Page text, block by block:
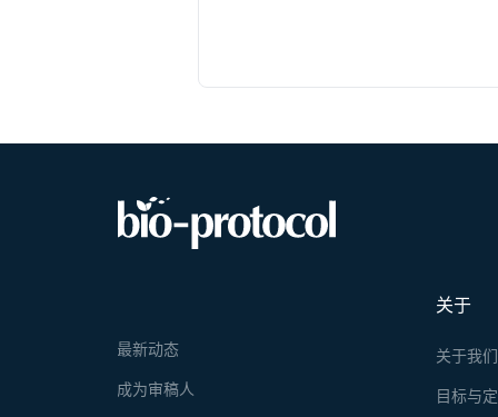
关于
关于我们
目标与
最新动态
成为审稿人